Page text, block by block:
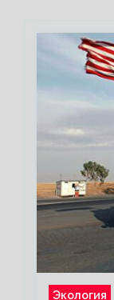
Экология